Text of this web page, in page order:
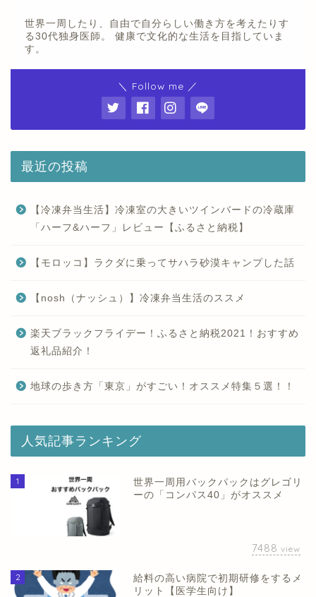
世界一周したり、自由で自分らしい働き方を考えたりす
る30代独身医師。 健康で文化的な生活を目指していま
す。
＼ Follow me ／
最近の投稿
【冷凍弁当生活】冷凍室の大きいツインバードの冷蔵庫
「ハーフ&ハーフ」レビュー【ふるさと納税】
【モロッコ】ラクダに乗ってサハラ砂漠キャンプした話
【nosh（ナッシュ）】冷凍弁当生活のススメ
楽天ブラックフライデー！ふるさと納税2021！おすすめ
返礼品紹介！
地球の歩き方「東京」がすごい！オススメ特集５選！！
人気記事ランキング
1
世界一周用バックパックはグレゴリ
ーの「コンパス40」がオススメ
7488 view
2
給料の高い病院で初期研修をするメ
リット【医学生向け】